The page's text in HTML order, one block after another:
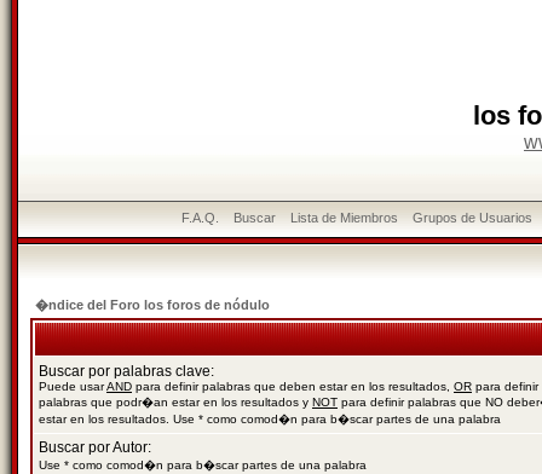
los
F.A.Q. Buscar Lista de Miembros Grupos de Usuarios
�ndice del Foro los foros de nódulo
Buscar por palabras clave:
Puede usarAND para definir palabras que deben estar en los resultados, OR para definir
palabras que podr�an estar en los resultados y NOT para definir palabras que NO
estar en los resultados. Use * como comod�n para b�scar partes de una palabra
Buscar por Autor:
Use * como comod�n para b�scar partes de una palabra